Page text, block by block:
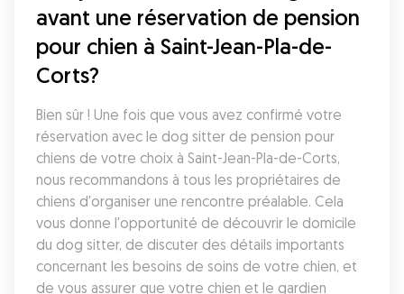
avant une réservation de pension
pour chien à Saint-Jean-Pla-de-
Corts?
Bien sûr ! Une fois que vous avez confirmé votre
réservation avec le dog sitter de pension pour
chiens de votre choix à Saint-Jean-Pla-de-Corts,
nous recommandons à tous les propriétaires de
chiens d'organiser une rencontre préalable. Cela
vous donne l'opportunité de découvrir le domicile
du dog sitter, de discuter des détails importants
concernant les besoins de soins de votre chien, et
de vous assurer que votre chien et le gardien